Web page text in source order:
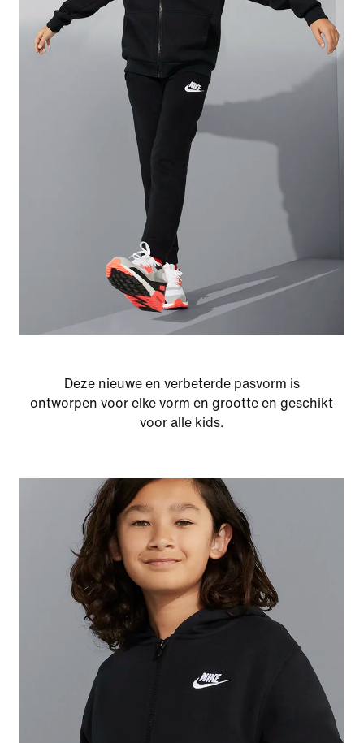
Deze nieuwe en verbeterde pasvorm is
ontworpen voor elke vorm en grootte en geschikt
voor alle kids.